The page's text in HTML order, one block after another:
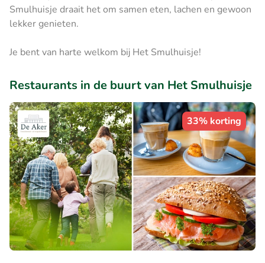
Smulhuisje draait het om samen eten, lachen en gewoon
lekker genieten.
Je bent van harte welkom bij Het Smulhuisje!
Restaurants in de buurt van Het Smulhuisje
33% korting